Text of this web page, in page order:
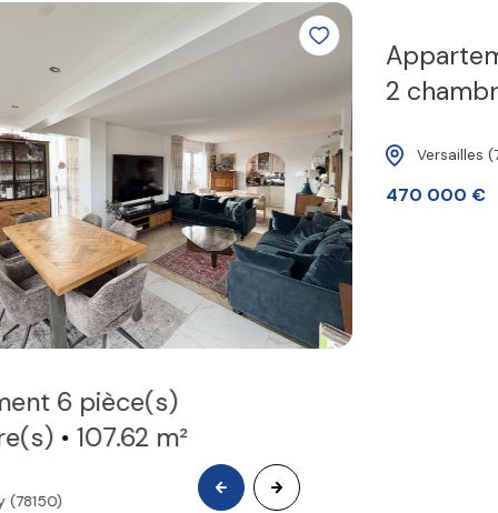
Appartement 4 pièce(s)
2 chambre(s)
Versailles (78000)
Voir tous les biens